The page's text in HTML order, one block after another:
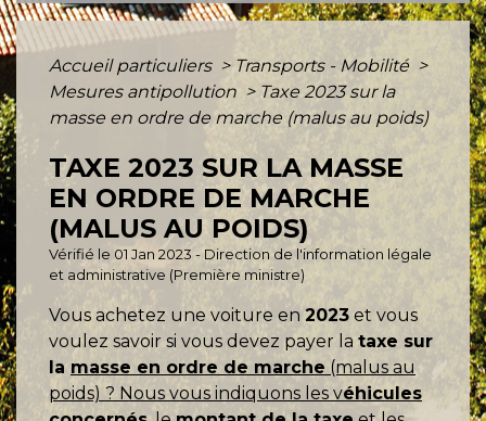
Accueil particuliers > Transports - Mobilité >
Mesures antipollution > Taxe 2023 sur la
masse en ordre de marche (malus au poids)
TAXE 2023 SUR LA MASSE
EN ORDRE DE MARCHE
(MALUS AU POIDS)
Vérifié le 01 Jan 2023 - Direction de l'information légale
et administrative (Première ministre)
Vous achetez une voiture en 2023 et vous
voulez savoir si vous devez payer la taxe sur
la masse en ordre de marche (malus au
poids) ? Nous vous indiquons les véhicules